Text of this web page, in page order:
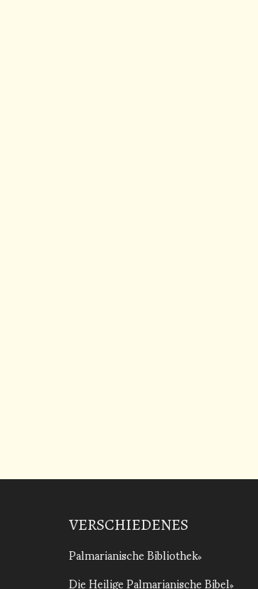
VERSCHIEDENES
Palmarianische Bibliothek